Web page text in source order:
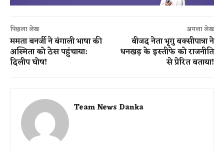
पिछला लेख
ममता बनर्जी ने बंगाली भाषा की
अस्मिता को ठेस पहुंचाया:
दिलीप घोष!
अगला लेख
बीजद नेता भृगु बक्सीपात्रा ने
धनखड़ के इस्तीफे को राजनीति
से प्रेरित बताया!
Team News Danka